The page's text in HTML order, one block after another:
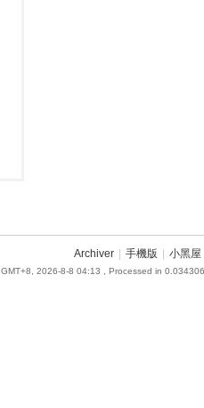
Archiver 手機版 小黑屋
GMT+8, 2026-8-8 04:13 , Processed in